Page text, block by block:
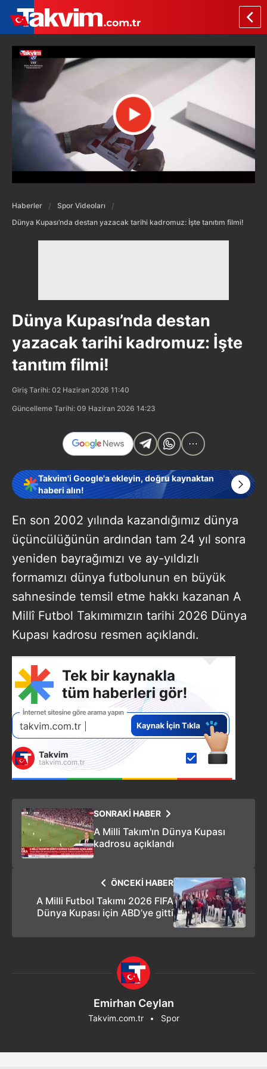
Haberler
Spor Videoları
Dünya Kupası’nda destan yazacak tarihi kadromuz: İşte tanıtım filmi!
Dünya Kupası’nda destan
yazacak tarihi kadromuz: İşte
tanıtım filmi!
Giriş Tarihi: 02 Haziran 2026 11:40
Güncelleme Tarihi: 09 Haziran 2026 14:23
Takvim'i Google'a ekleyin, doğru kaynaktan
haberi alın!
En son 2002 yılında kazandığımız dünya
üçüncülüğünün ardından tam 24 yıl sonra
yeniden bayrağımızı ve ay-yıldızlı
formamızı dünya futbolunun en büyük
sahnesinde temsil etme hakkı kazanan A
Millî Futbol Takımımızın tarihi 2026 Dünya
Kupası kadrosu resmen açıklandı.
SONRAKİ HABER
A Milli Takım'ın Dünya Kupası
kadrosu açıklandı
ÖNCEKİ HABER
A Milli Futbol Takımı 2026 FIFA
Dünya Kupası için ABD’ye gitti
Emirhan Ceylan
Takvim.com.tr Spor